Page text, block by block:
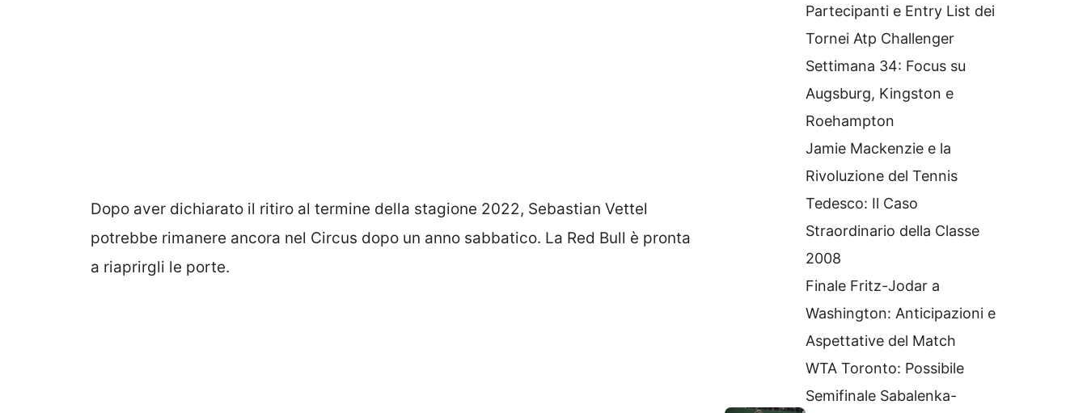
Dopo aver dichiarato il ritiro al termine della stagione 2022, Sebastian Vettel
potrebbe rimanere ancora nel Circus dopo un anno sabbatico. La Red Bull è pronta
a riaprirgli le porte.
Partecipanti e Entry List dei
Tornei Atp Challenger
Settimana 34: Focus su
Augsburg, Kingston e
Roehampton
Jamie Mackenzie e la
Rivoluzione del Tennis
Tedesco: Il Caso
Straordinario della Classe
2008
Finale Fritz-Jodar a
Washington: Anticipazioni e
Aspettative del Match
WTA Toronto: Possibile
Semifinale Sabalenka-